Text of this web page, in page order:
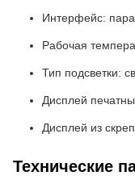
Интерфейс:
Рабочая
Тип подсветки:
Дисплей
Дисплей из
Технические